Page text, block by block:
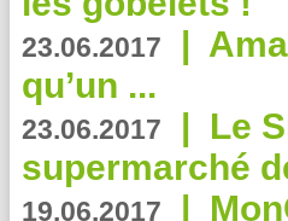
23.06.2017 |
qu’un ...
23.06.2017 | Le
supermarché
19.06.2017 |